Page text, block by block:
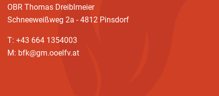
OBR Thomas Dreiblmeier
Schneeweißweg 2a - 4812 Pinsdorf
T: +43 664 1354003
M: bfk@gm.ooelfv.at